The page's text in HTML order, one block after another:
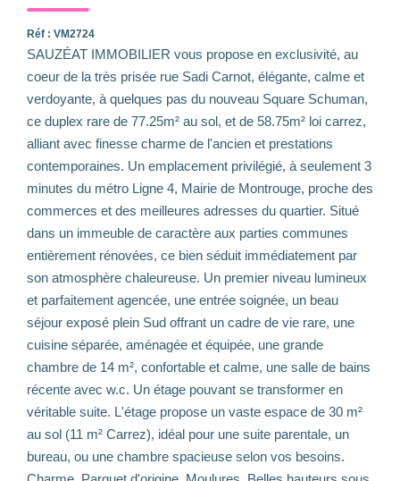
Réf : VM2724
SAUZÉAT IMMOBILIER vous propose en exclusivité, au
coeur de la très prisée rue Sadi Carnot, élégante, calme et
verdoyante, à quelques pas du nouveau Square Schuman,
ce duplex rare de 77.25m² au sol, et de 58.75m² loi carrez,
alliant avec finesse charme de l'ancien et prestations
contemporaines. Un emplacement privilégié, à seulement 3
minutes du métro Ligne 4, Mairie de Montrouge, proche des
commerces et des meilleures adresses du quartier. Situé
dans un immeuble de caractère aux parties communes
entièrement rénovées, ce bien séduit immédiatement par
son atmosphère chaleureuse. Un premier niveau lumineux
et parfaitement agencée, une entrée soignée, un beau
séjour exposé plein Sud offrant un cadre de vie rare, une
cuisine séparée, aménagée et équipée, une grande
chambre de 14 m², confortable et calme, une salle de bains
récente avec w.c. Un étage pouvant se transformer en
véritable suite. L'étage propose un vaste espace de 30 m²
au sol (11 m² Carrez), idéal pour une suite parentale, un
bureau, ou une chambre spacieuse selon vos besoins.